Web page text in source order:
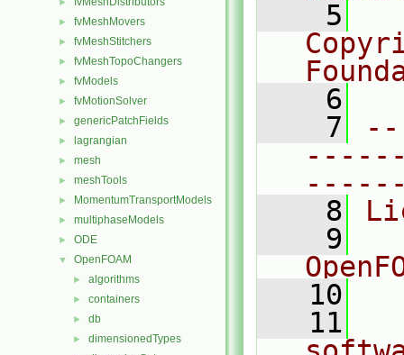
► fvMeshMovers
► fvMeshStitchers
► fvMeshTopoChangers
► fvModels
► fvMotionSolver
► genericPatchFields
► lagrangian
► mesh
► meshTools
► MomentumTransportModels
► multiphaseModels
► ODE
▼ OpenFOAM
► algorithms
► containers
► db
► dimensionedTypes
    5
    6
    7
    8
    9
   10
   11